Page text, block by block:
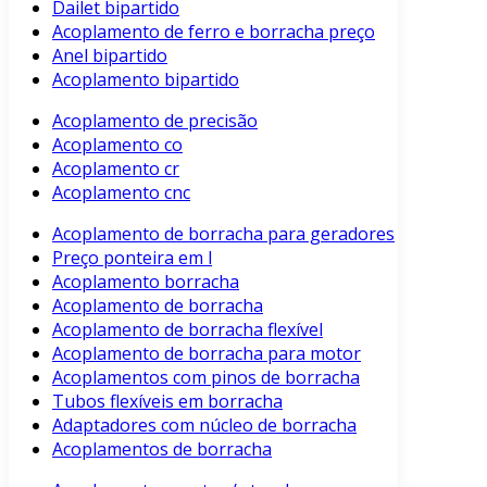
Dailet bipartido
Acoplamento de ferro e borracha preço
Anel bipartido
Acoplamento bipartido
Acoplamento de precisão
Acoplamento co
Acoplamento cr
Acoplamento cnc
Acoplamento de borracha para geradores
Preço ponteira em l
Acoplamento borracha
Acoplamento de borracha
Acoplamento de borracha flexível
Acoplamento de borracha para motor
Acoplamentos com pinos de borracha
Tubos flexíveis em borracha
Adaptadores com núcleo de borracha
Acoplamentos de borracha